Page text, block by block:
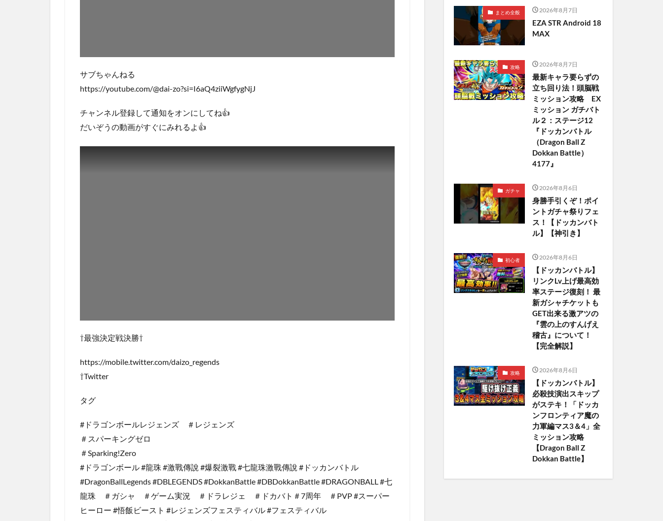
サブちゃんねる
https://youtube.com/@dai-zo?si=I6aQ4ziiWgfygNjJ
チャンネル登録して通知をオンにしてね👍
だいぞうの動画がすぐにみれるよ👍
⇧最強決定戦決勝⇧
https://mobile.twitter.com/daizo_regends
⇧Twitter
タグ
#ドラゴンボールレジェンズ ＃レジェンズ
＃スパーキングゼロ
＃Sparking!Zero
#ドラゴンボール #龍珠 #激戰傳說 #爆裂激戰 #七龍珠激戰傳說 #ドッカンバトル
#DragonBallLegends #DBLEGENDS #DokkanBattle #DBDokkanBattle #DRAGONBALL #七
龍珠 ＃ガシャ ＃ゲーム実況 ＃ドラレジェ ＃ドカバト＃7周年 ＃PVP #スーパー
ヒーロー #悟飯ビースト #レジェンズフェスティバル #フェスティバル
まとめ全般 2026年8月7日
EZA STR Android 18
MAX
攻略 2026年8月7日
最新キャラ要らずの
立ち回り法！頭脳戦
ミッション攻略 EX
ミッション ガチバト
ル２：ステージ12
『ドッカンバトル
（Dragon Ball Z
Dokkan Battle）
4177』
ガチャ 2026年8月6日
身勝手引くぞ！ポイ
ントガチャ祭りフェ
ス！【ドッカンバト
ル】【神引き】
初心者 2026年8月6日
【ドッカンバトル】
リンクLv上げ最高効
率ステージ復刻！ 最
新ガシャチケットも
GET出来る激アツの
『雲の上のすんげえ
稽古』について！
【完全解説】
攻略 2026年8月6日
【ドッカンバトル】
必殺技演出スキップ
がステキ！「ドッカ
ンフロンティア魔の
力軍編マス3＆4」全
ミッション攻略
【Dragon Ball Z
Dokkan Battle】